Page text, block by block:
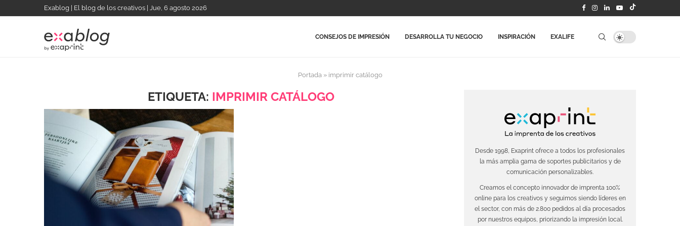
Exablog | El blog de los creativos | Jue, 6 agosto 2026
CONSEJOS DE IMPRESIÓN DESARROLLA TU NEGOCIO INSPIRACIÓN EXALIFE
Portada» imprimir catálogo
ETIQUETA: IMPRIMIR CATÁLOGO
Desde 1998, Exaprint ofrece a todos los profesionales
la más amplia gama de soportes publicitarios y de
comunicación personalizables.
Creamos el concepto innovador de imprenta 100%
online para los creativos y seguimos siendo líderes en
el sector, con más de 2.800 pedidos al día procesados
por nuestros equipos, priorizando la impresión local.